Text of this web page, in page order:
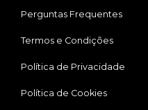
Perguntas Frequentes
Termos e Condições
Política de Privacidade
Política de Cookies